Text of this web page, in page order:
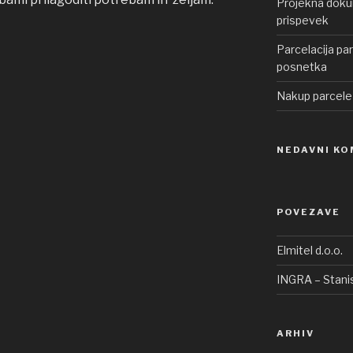
prispevek
Parcelacija
posnetka
Nakup parcele
NEDAVNI
POVEZAVE
Elmitel d.o.o.
INGRA –
ARHIV